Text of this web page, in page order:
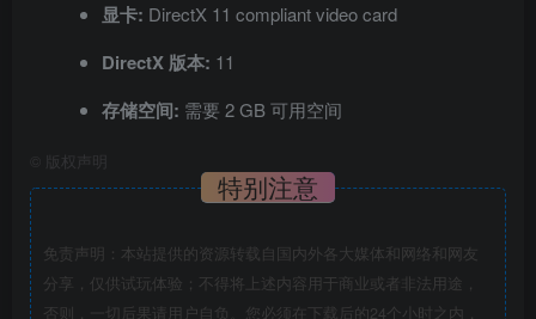
显卡: DirectX 11 compliant video card
DirectX 版本: 11
存储空间: 需要 2 GB 可用空间
版权声明
特别注意
免责声明：本站提供的资源转载自国内外各大媒体和网络和网友
分享，仅供试玩体验；不得将上述内容用于商业或者非法用途，
否则，一切后果请用户自负。您必须在下载后的24个小时之内，